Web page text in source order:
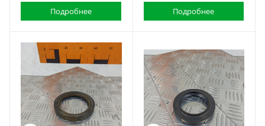
Подробнее Подробнее